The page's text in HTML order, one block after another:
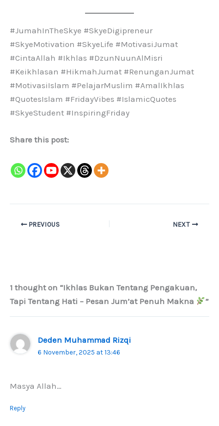
#JumahInTheSkye #SkyeDigipreneur
#SkyeMotivation #SkyeLife #MotivasiJumat
#CintaAllah #Ikhlas #DzunNuunAlMisri
#Keikhlasan #HikmahJumat #RenunganJumat
#MotivasiIslam #PelajarMuslim #AmalIkhlas
#QuotesIslam #FridayVibes #IslamicQuotes
#SkyeStudent #InspiringFriday
Share this post:
PREVIOUS NEXT
1 thought on “Ikhlas Bukan Tentang Pengakuan,
Tapi Tentang Hati – Pesan Jum’at Penuh Makna
”
Deden Muhammad Rizqi
6 November, 2025 at 13:46
Masya Allah…
Reply